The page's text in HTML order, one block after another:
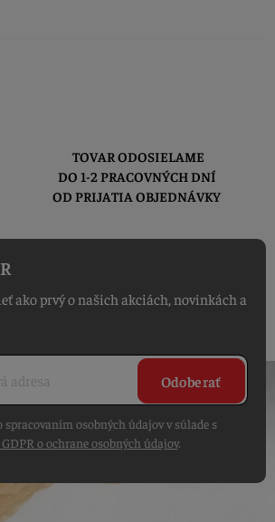
TOVAR ODOSIELAME
DO 1-2 PRACOVNÝCH DNÍ
PRIJATIA OBJEDNÁVKY
ako prvý o našich akciách, novinkách a
Odoberať
spracovaním osobných údajov v súlade s
o ochrane osobných údajov.